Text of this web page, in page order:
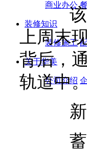
商业办公
装修知识
装修施工
关于华美
公司介绍
该项
上周末
背后，
轨道中
新
蓄客